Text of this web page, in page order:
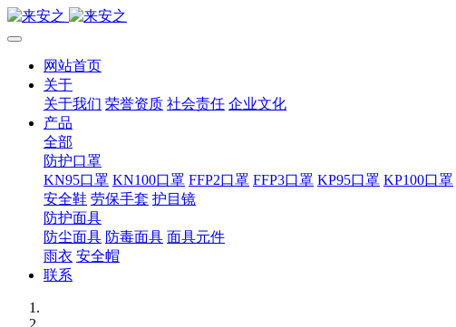
网站首页
关于
关于我们 荣誉资质 社会责任 企业文化
产品
全部
防护口罩
KN95口罩 KN100口罩 FFP2口罩 FFP3口罩 KP95口罩 KP100口罩
安全鞋 劳保手套 护目镜
防护面具
防尘面具 防毒面具 面具元件
雨衣 安全帽
联系